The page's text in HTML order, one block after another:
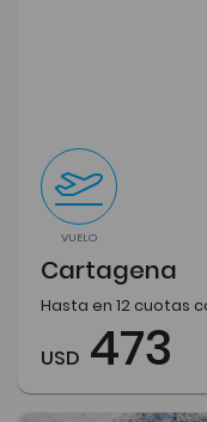
VUELO
Cartagena
Hasta en 12 cuotas
USD 473